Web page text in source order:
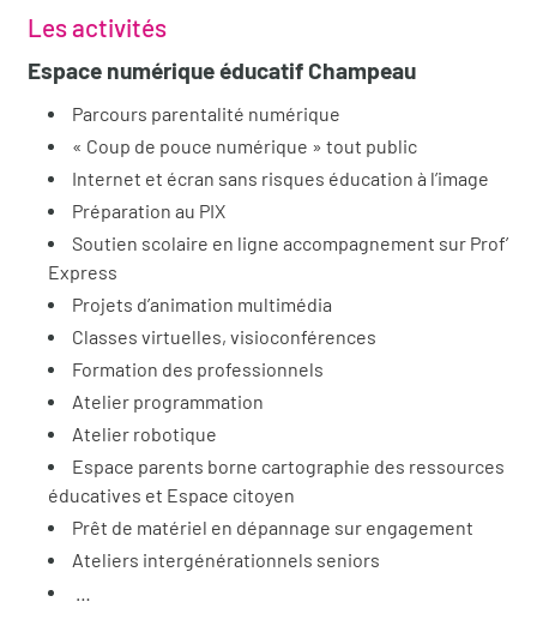
Les activités
Espace numérique éducatif Champeau
Parcours parentalité numérique
« Coup de pouce numérique » tout public
Internet et écran sans risques éducation à l’image
Préparation au PIX
Soutien scolaire en ligne accompagnement sur Prof’
Express
Projets d’animation multimédia
Classes virtuelles, visioconférences
Formation des professionnels
Atelier programmation
Atelier robotique
Espace parents borne cartographie des ressources
éducatives et Espace citoyen
Prêt de matériel en dépannage sur engagement
Ateliers intergénérationnels seniors